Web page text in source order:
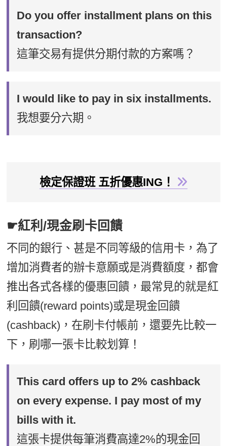
Do you offer installment plans on this
transaction?
這筆交易有提供分期付款的方案嗎？
I would like to pay in six installments.
我想要分六期。
檢定保證班 五折優惠ING！
☛紅利/現金刷卡回饋
不同的銀行、甚是不同等級的信用卡，為了
增加消費者的辦卡意願或是消費額度，都會
推出各式各樣的優惠回饋，最常見的就是紅
利回饋(reward points)或是現金回饋
(cashback)，在刷卡付帳前，還要先比較一
下，刷哪一張卡比較划算！
This card offers up to 2% cashback
on every expense. I pay most of my
bills with it.
這張卡提供每筆消費高達2%的現金回